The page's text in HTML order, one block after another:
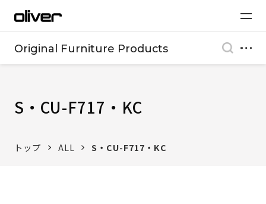
Original Furniture Products
S・CU-F717・KC
トップ ALL S・CU-F717・KC